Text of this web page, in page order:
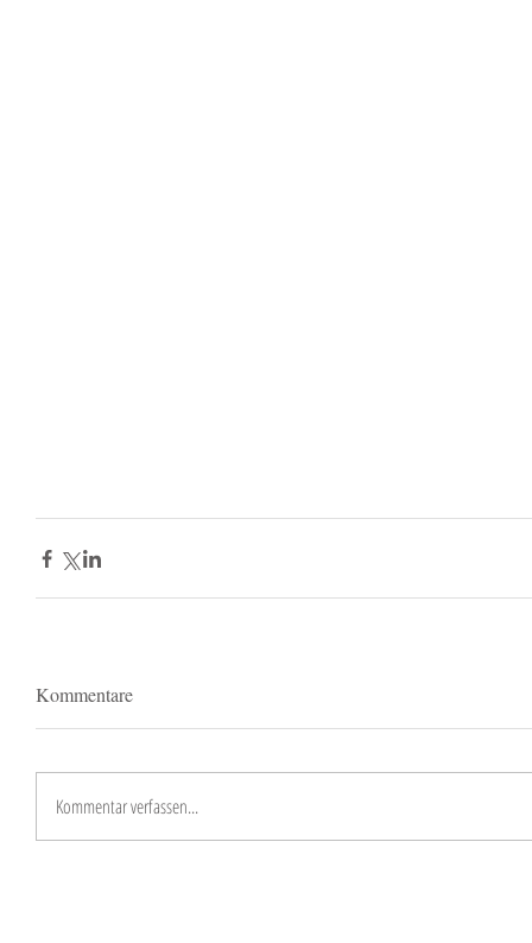
Kommentare
Kommentar verfassen...